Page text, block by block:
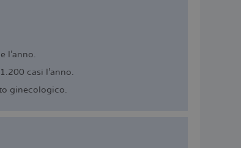
l’anno.
casi l’anno.
ginecologico.